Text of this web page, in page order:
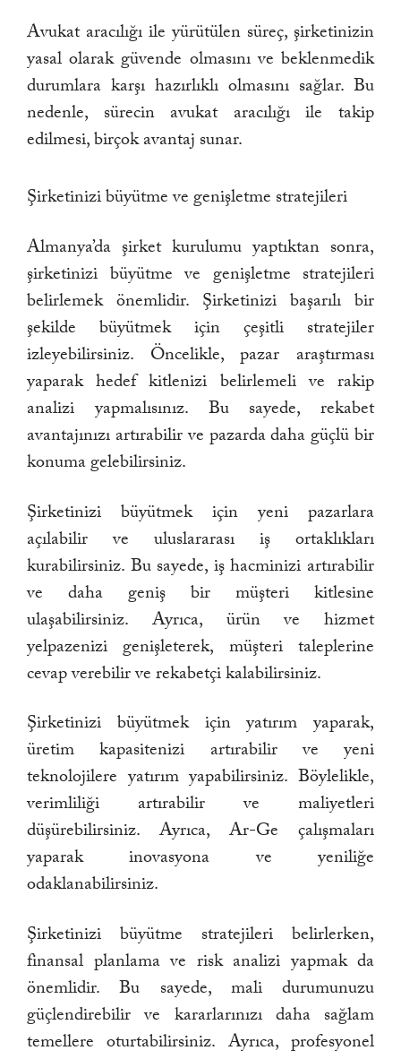
Avukat aracılığı ile yürütülen süreç, şirketinizin
yasal olarak güvende olmasını ve beklenmedik
durumlara karşı hazırlıklı olmasını sağlar. Bu
nedenle, sürecin avukat aracılığı ile takip
edilmesi, birçok avantaj sunar.
Şirketinizi büyütme ve genişletme stratejileri
Almanya’da şirket kurulumu yaptıktan sonra,
şirketinizi büyütme ve genişletme stratejileri
belirlemek önemlidir. Şirketinizi başarılı bir
şekilde büyütmek için çeşitli stratejiler
izleyebilirsiniz. Öncelikle, pazar araştırması
yaparak hedef kitlenizi belirlemeli ve rakip
analizi yapmalısınız. Bu sayede, rekabet
avantajınızı artırabilir ve pazarda daha güçlü bir
konuma gelebilirsiniz.
Şirketinizi büyütmek için yeni pazarlara
açılabilir ve uluslararası iş ortaklıkları
kurabilirsiniz. Bu sayede, iş hacminizi artırabilir
ve daha geniş bir müşteri kitlesine
ulaşabilirsiniz. Ayrıca, ürün ve hizmet
yelpazenizi genişleterek, müşteri taleplerine
cevap verebilir ve rekabetçi kalabilirsiniz.
Şirketinizi büyütmek için yatırım yaparak,
üretim kapasitenizi artırabilir ve yeni
teknolojilere yatırım yapabilirsiniz. Böylelikle,
verimliliği artırabilir ve maliyetleri
düşürebilirsiniz. Ayrıca, Ar-Ge çalışmaları
yaparak inovasyona ve yeniliğe
odaklanabilirsiniz.
Şirketinizi büyütme stratejileri belirlerken,
finansal planlama ve risk analizi yapmak da
önemlidir. Bu sayede, mali durumunuzu
güçlendirebilir ve kararlarınızı daha sağlam
temellere oturtabilirsiniz. Ayrıca, profesyonel